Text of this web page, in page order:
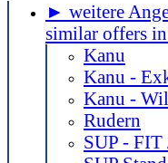
► weitere
similar offers
Kanu
Kanu -
Kanu -
Rudern
SUP - FIT